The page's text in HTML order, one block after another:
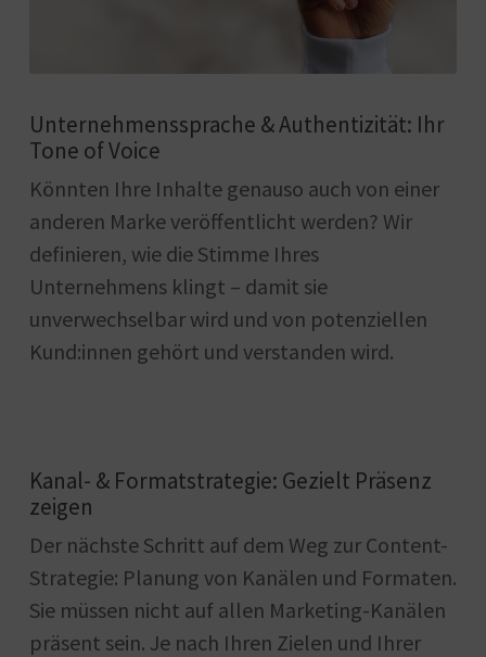
Unternehmenssprache & Authentizität: Ihr
Tone of Voice
Könnten Ihre Inhalte genauso auch von einer
anderen Marke veröffentlicht werden? Wir
definieren, wie die Stimme Ihres
Unternehmens klingt – damit sie
unverwechselbar wird und von potenziellen
Kund:innen gehört und verstanden wird.
Kanal- & Formatstrategie: Gezielt Präsenz
zeigen
Der nächste Schritt auf dem Weg zur Content-
Strategie: Planung von Kanälen und Formaten.
Sie müssen nicht auf allen Marketing-Kanälen
präsent sein. Je nach Ihren Zielen und Ihrer